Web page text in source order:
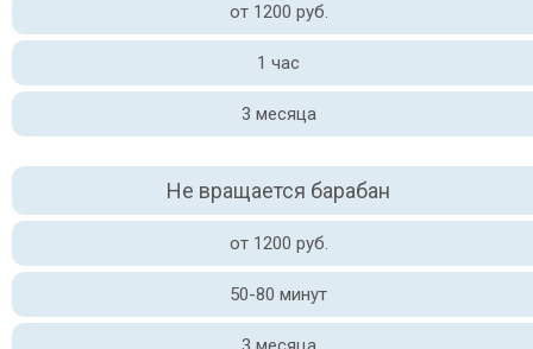
от 1200 руб.
1 час
3 месяца
Не вращается барабан
от 1200 руб.
50-80 минут